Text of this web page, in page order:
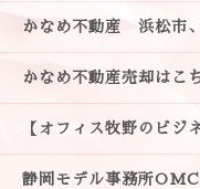
かなめ不動産 浜松市
かなめ不動産売却はこ
【オフィス牧野のビジ
静岡モデル事務所